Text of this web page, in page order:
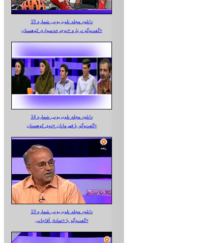
دانلود مجله تلویزیونی شماره 15
گفت‌وگو درباره «دوچرخه‌سواری کوهستان»
دانلود مجله تلویزیونی شماره 14
گفت‌وگو با قهرمانان «دوی کوهستان»
دانلود مجله تلویزیونی شماره 13
گفت‌وگو با «صادق آقاجانی»